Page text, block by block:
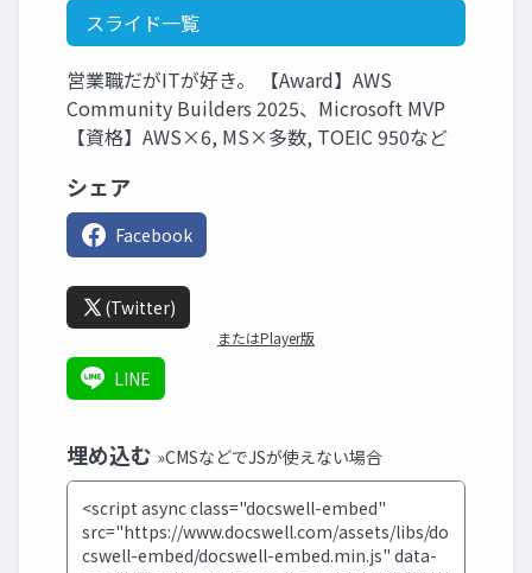
スライド一覧
営業職だがITが好き。 【Award】AWS
Community Builders 2025、Microsoft MVP
【資格】AWS×6, MS×多数, TOEIC 950など
シェア
Facebook
(Twitter)
またはPlayer版
LINE
埋め込む »CMSなどでJSが使えない場合